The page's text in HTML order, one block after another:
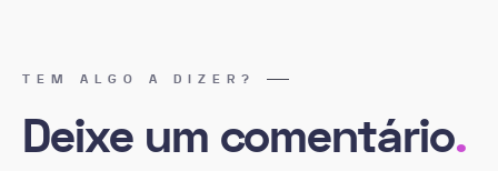
TEM ALGO A DIZER?
Deixe um comentário.